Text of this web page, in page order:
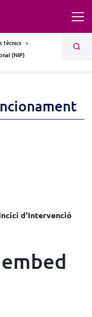
tècnics
(NIP)
d'Intervenció
embed